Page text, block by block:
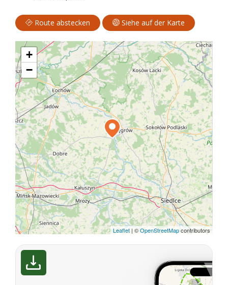
Route abstecken Siehe auf der Karte
+
−
Leaflet | ©OpenStreetMapcontributors